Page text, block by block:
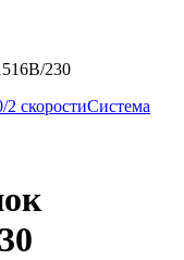
230
скоростиСистема